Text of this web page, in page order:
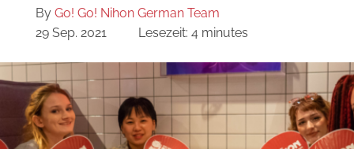
By Go! Go! Nihon German Team
29 Sep. 2021
Lesezeit: 4 minutes